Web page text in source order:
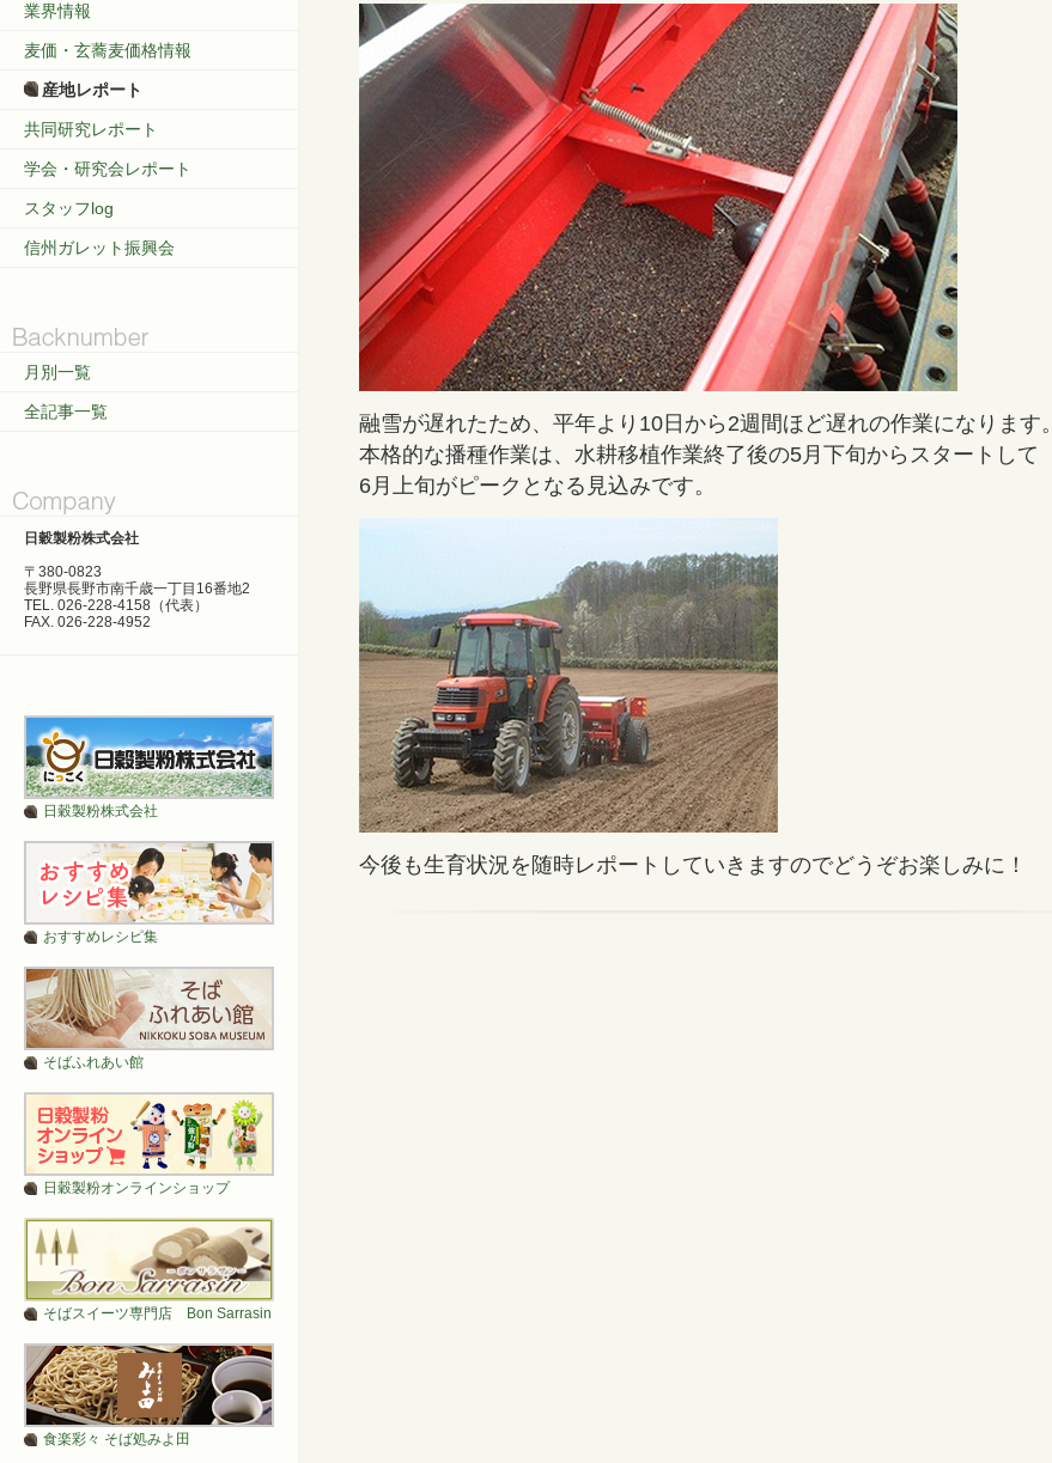
融雪が遅れたため、平年より10日から2週間ほど遅れの作業になります。
本格的な播種作業は、水耕移植作業終了後の5月下旬からスタートして
6月上旬がピークとなる見込みです。
今後も生育状況を随時レポートしていきますのでどうぞお楽しみに！
業界情報
麦価・玄蕎麦価格情報
産地レポート
共同研究レポート
学会・研究会レポート
スタッフlog
信州ガレット振興会
月別一覧
全記事一覧
日穀製粉株式会社
〒380-0823
長野県長野市南千歳一丁目16番地2
TEL. 026-228-4158（代表）
FAX. 026-228-4952
日穀製粉株式会社
おすすめレシピ集
そばふれあい館
日穀製粉オンラインショップ
そばスイーツ専門店 Bon Sarrasin
食楽彩々 そば処みよ田